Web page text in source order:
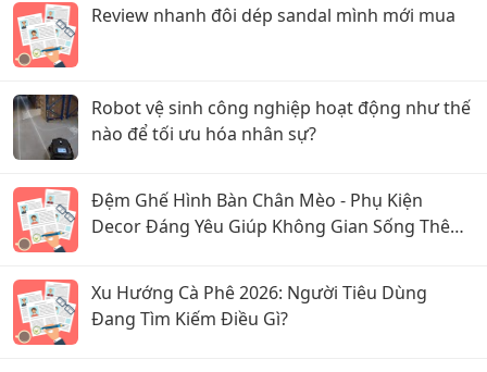
Review nhanh đôi dép sandal mình mới mua
Robot vệ sinh công nghiệp hoạt động như thế
nào để tối ưu hóa nhân sự?
Đệm Ghế Hình Bàn Chân Mèo - Phụ Kiện
Decor Đáng Yêu Giúp Không Gian Sống Thêm
Xu Hướng Cà Phê 2026: Người Tiêu Dùng
Đang Tìm Kiếm Điều Gì?